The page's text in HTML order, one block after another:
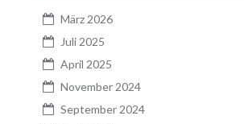
März 2026
Juli 2025
April 2025
November 2024
September 2024